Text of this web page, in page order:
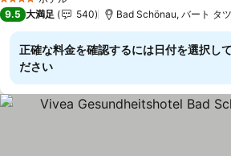
4 ホテルのランク
9.5 大満足 540 Bad Schönau, バート タ
正確な料金を確認するには日付を選択し
ださい